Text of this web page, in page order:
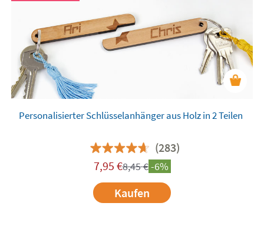
Personalisierter Schlüsselanhänger aus Holz in 2 Teilen
(283)
7,95 €8,45€-6%
Kaufen